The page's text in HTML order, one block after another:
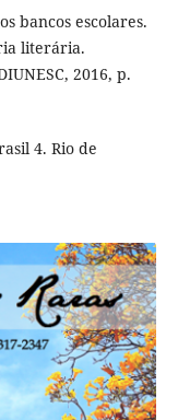
bancos escolares.
literária.
2016, p.
4. Rio de